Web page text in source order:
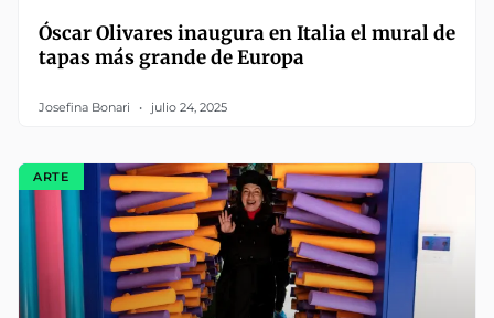
Óscar Olivares inaugura en Italia el mural de
tapas más grande de Europa
Josefina Bonari julio 24, 2025
ARTE